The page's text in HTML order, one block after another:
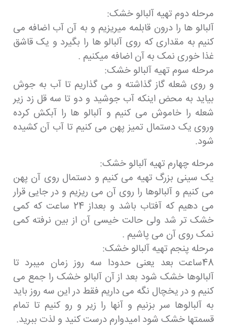
مرحله دوم تهیه آلبالو خشک:
آلبالو ها را درون قابلمه میریزیم و به آن آب اضافه می
کنیم به مقداری که روی آلبالو ها را بگیرد و یک قاشق
غذا خوری نمک به آن اضافه میکنیم .
مرحله سوم تهیه آلبالو خشک:
و روی شعله گاز گذاشته و می گذاریم تا آب به جوش
بیاید به محض اینکه آب جوشید و دو تا سه قل زد زیر
شعله را خاموش می کنیم و آلبالو ها را آبکش کرده
وروی یک دستمال تمیز پهن می کنیم تا آب آن کشیده
شود.
مرحله چهارم تهیه آلبالو خشک:
یک سینی بزرگ تهیه می کنیم و دستمال روی آن پهن
می کنیم و آلبالوها را روی آن می ریزیم و در جایی قرار
می دهیم که آفتاب باشد و بعداز 24 ساعت که کمی
خشک تر شد ولی حالت خیسی آن از بین نرفته کمی
نمک روی آن می پاشیم .
مرحله پنجم تهیه آلبالو خشک:
48ساعت بعد یعنی حدودا سه روز زمان میبرد تا
آلبالوها خشک شود بعد از آن آلبالو خشک را جمع می
کنیم و در یخچال نگه می داریم فقط در این سه روز باید
به آلبالوها سر بزنیم و آنها را زیر و رو کنیم تا تمام
قسمتها خشک شود امیدوارم درست کنید و لذت ببرید.